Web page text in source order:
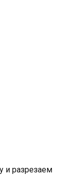
и разрезаем